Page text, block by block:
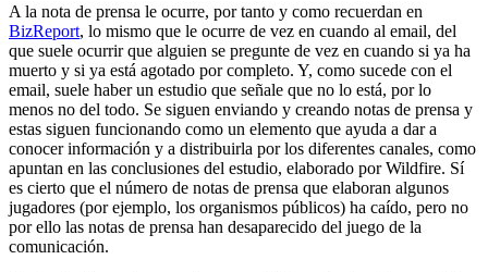
A la nota de prensa le ocurre, por tanto y como recuerdan en
BizReport, lo mismo que le ocurre de vez en cuando al email, del
que suele ocurrir que alguien se pregunte de vez en cuando si ya ha
muerto y si ya está agotado por completo. Y, como sucede con el
email, suele haber un estudio que señale que no lo está, por lo
menos no del todo. Se siguen enviando y creando notas de prensa y
estas siguen funcionando como un elemento que ayuda a dar a
conocer información y a distribuirla por los diferentes canales, como
apuntan en las conclusiones del estudio, elaborado por Wildfire. Sí
es cierto que el número de notas de prensa que elaboran algunos
jugadores (por ejemplo, los organismos públicos) ha caído, pero no
por ello las notas de prensa han desaparecido del juego de la
comunicación.